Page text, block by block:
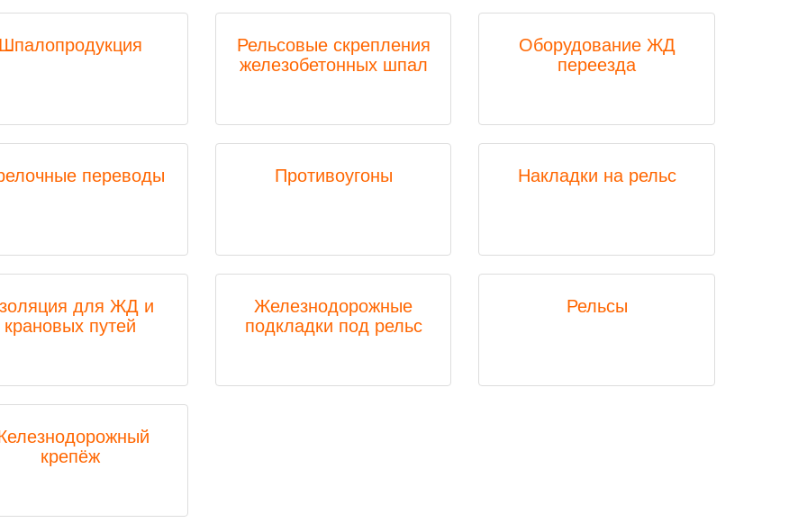
Рельсовые скрепления
железобетонных шпал
Оборудование ЖД
переезда
переводы Противоугоны Накладки на рельс
для ЖД и
крановых путей
Железнодорожные
подкладки под рельс
Рельсы
крепёж